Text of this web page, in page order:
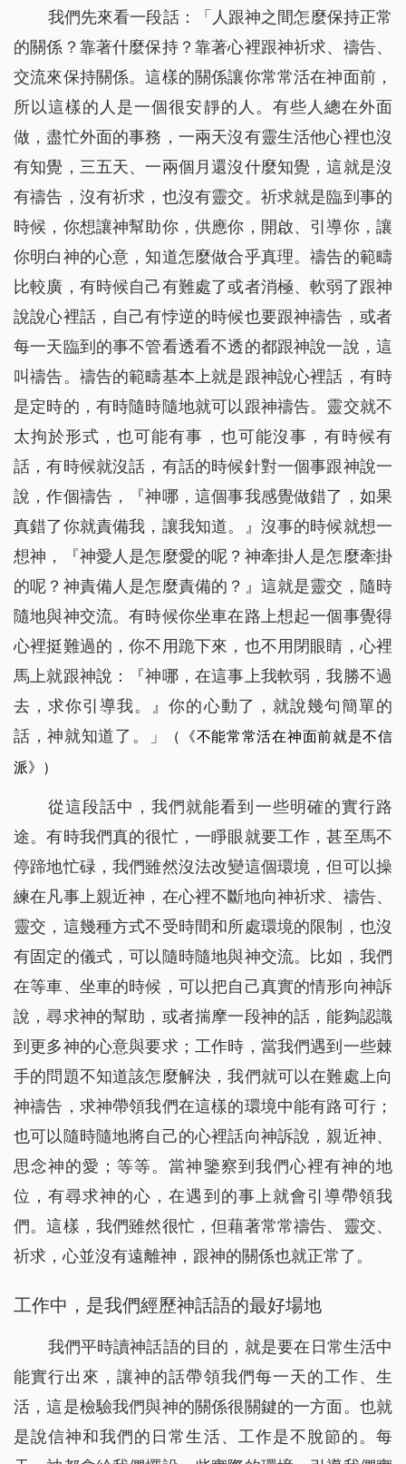
我們先來看一段話：「 人跟神之間怎麼保持正常
的關係？靠著什麼保持？靠著心裡跟神祈求、禱告、
交流來保持關係。這樣的關係讓你常常活在神面前，
所以這樣的人是一個很安靜的人。有些人總在外面
做，盡忙外面的事務，一兩天沒有靈生活他心裡也沒
有知覺，三五天、一兩個月還沒什麼知覺，這就是沒
有禱告，沒有祈求，也沒有靈交。祈求就是臨到事的
時候，你想讓神幫助你，供應你，開啟、引導你，讓
你明白神的心意，知道怎麼做合乎真理。禱告的範疇
比較廣，有時候自己有難處了或者消極、軟弱了跟神
說說心裡話，自己有悖逆的時候也要跟神禱告，或者
每一天臨到的事不管看透看不透的都跟神說一說，這
叫禱告。禱告的範疇基本上就是跟神說心裡話，有時
是定時的，有時隨時隨地就可以跟神禱告。靈交就不
太拘於形式，也可能有事，也可能沒事，有時候有
話，有時候就沒話，有話的時候針對一個事跟神說一
說，作個禱告，『神哪，這個事我感覺做錯了，如果
真錯了你就責備我，讓我知道。』沒事的時候就想一
想神，『神愛人是怎麼愛的呢？神牽掛人是怎麼牽掛
的呢？神責備人是怎麼責備的？』這就是靈交，隨時
隨地與神交流。有時候你坐車在路上想起一個事覺得
心裡挺難過的，你不用跪下來，也不用閉眼睛，心裡
馬上就跟神說：『神哪，在這事上我軟弱，我勝不過
去，求你引導我。』你的心動了，就說幾句簡單的
話，神就知道了。
」
（《不能常常活在神面前就是不信
派》）
從這段話中，我們就能看到一些明確的實行路
途。有時我們真的很忙，一睜眼就要工作，甚至馬不
停蹄地忙碌，我們雖然沒法改變這個環境，但可以操
練在凡事上親近神，在心裡不斷地向神祈求、禱告、
靈交，這幾種方式不受時間和所處環境的限制，也沒
有固定的儀式，可以隨時隨地與神交流。比如，我們
在等車、坐車的時候，可以把自己真實的情形向神訴
說，尋求神的幫助，或者揣摩一段神的話，能夠認識
到更多神的心意與要求；工作時，當我們遇到一些棘
手的問題不知道該怎麼解決，我們就可以在難處上向
神禱告，求神帶領我們在這樣的環境中能有路可行；
也可以隨時隨地將自己的心裡話向神訴說，親近神、
思念神的愛；等等。當神鑒察到我們心裡有神的地
位，有尋求神的心，在遇到的事上就會引導帶領我
們。這樣，我們雖然很忙，但藉著常常禱告、靈交、
祈求，心並沒有遠離神，跟神的關係也就正常了。
工作中，是我們經歷神話語的最好場地
我們平時讀神話語的目的，就是要在日常生活中
能實行出來，讓神的話帶領我們每一天的工作、生
活，這是檢驗我們與神的關係很關鍵的一方面。也就
是說信神和我們的日常生活、工作是不脫節的。每